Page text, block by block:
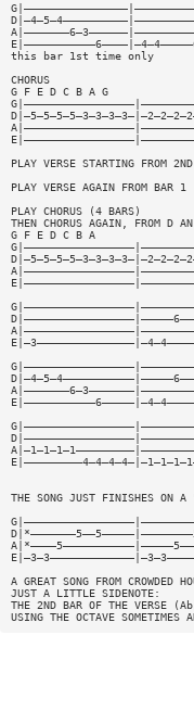
this bar 1st time only
CHORUS
G F E D C B A G
PLAY VERSE STARTING FROM
PLAY VERSE AGAIN FROM BAR 1
PLAY CHORUS (4 BARS)
THEN CHORUS AGAIN, FROM D
G F E D C B A
THE SONG JUST FINISHES ON A
A GREAT SONG FROM CROWDED
JUST A LITTLE SIDENOTE:
THE 2ND BAR OF THE VERSE
USING THE OCTAVE SOMETIMES